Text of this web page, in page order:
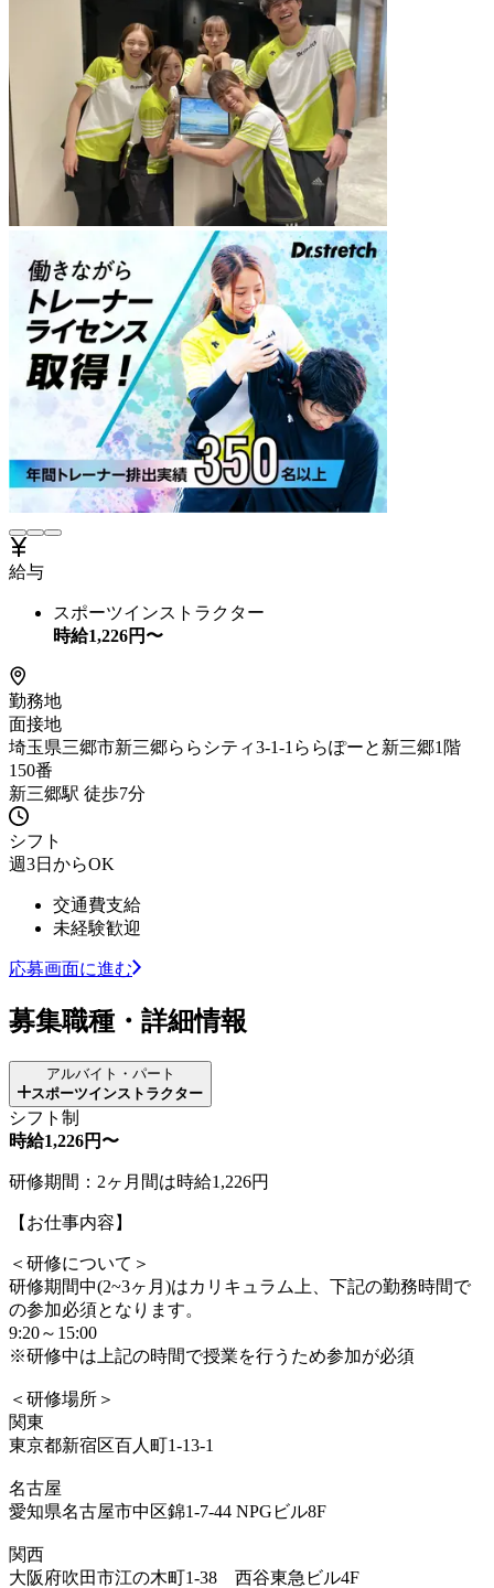
給与
スポーツインストラクター
時給1,226円〜
勤務地
面接地
埼玉県三郷市新三郷ららシティ3-1-1ららぽーと新三郷1階
150番
新三郷駅 徒歩7分
シフト
週3日からOK
交通費支給
未経験歓迎
応募画面に進む
募集職種・詳細情報
アルバイト・パート
スポーツインストラクター
シフト制
時給1,226円〜
研修期間：2ヶ月間は時給1,226円
【お仕事内容】
＜研修について＞
研修期間中(2~3ヶ月)はカリキュラム上、下記の勤務時間で
の参加必須となります。
9:20～15:00
※研修中は上記の時間で授業を行うため参加が必須
＜研修場所＞
関東
東京都新宿区百人町1-13-1
名古屋
愛知県名古屋市中区錦1-7-44 NPGビル8F
関西
大阪府吹田市江の木町1-38 西谷東急ビル4F